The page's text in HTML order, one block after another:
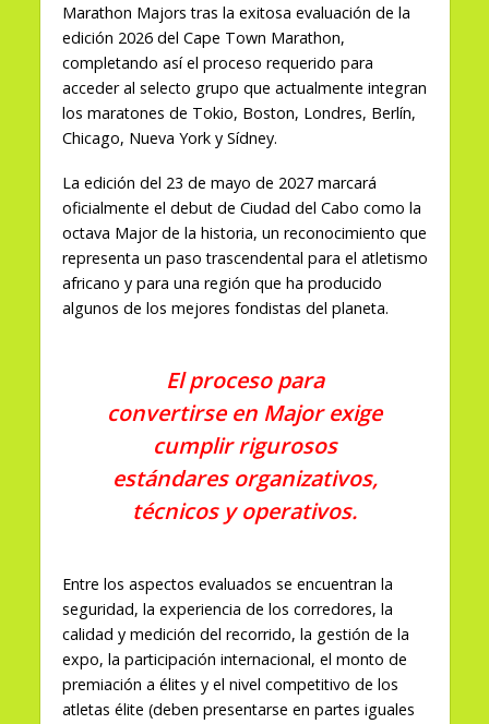
Marathon Majors tras la exitosa evaluación de la
edición 2026 del Cape Town Marathon,
completando así el proceso requerido para
acceder al selecto grupo que actualmente integran
los maratones de Tokio, Boston, Londres, Berlín,
Chicago, Nueva York y Sídney.
La edición del 23 de mayo de 2027 marcará
oficialmente el debut de Ciudad del Cabo como la
octava Major de la historia, un reconocimiento que
representa un paso trascendental para el atletismo
africano y para una región que ha producido
algunos de los mejores fondistas del planeta.
El proceso para
convertirse en Major exige
cumplir rigurosos
estándares organizativos,
técnicos y operativos.
Entre los aspectos evaluados se encuentran la
seguridad, la experiencia de los corredores, la
calidad y medición del recorrido, la gestión de la
expo, la participación internacional, el monto de
premiación a élites y el nivel competitivo de los
atletas élite (deben presentarse en partes iguales